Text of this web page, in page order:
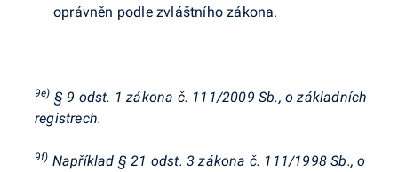
oprávněn podle zvláštního zákona.
9e) § 9 odst. 1 zákona č. 111/2009 Sb., o základních
registrech.
9f) Například § 21 odst. 3 zákona č. 111/1998 Sb., o